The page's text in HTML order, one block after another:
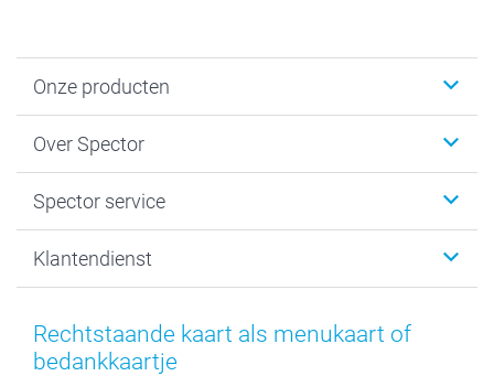
Onze producten
Kaartjes
Fotoboeken
Fotoprints, Fotoposter & Fotoalbum met fotoprints
Fotokaders, Decoratie en Snoepjes
Smartphone cases
Over Spector
Sitemap
Privacybeleid
Spector service
smartbonus
Mijn orderstatus
Klantendienst
Rechtstaande kaart als menukaart of
bedankkaartje